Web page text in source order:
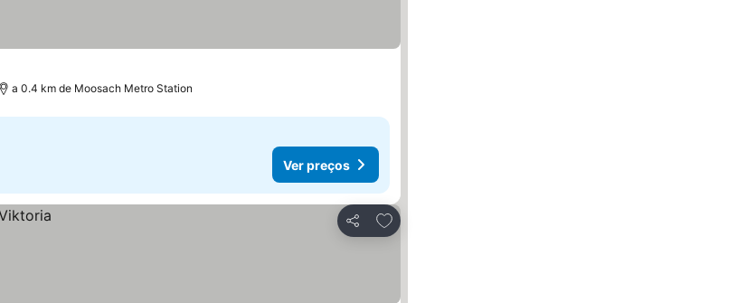
a 0.4 km de Moosach Metro Station
Ver preços
Partilhar
Adicionar aos favoritos